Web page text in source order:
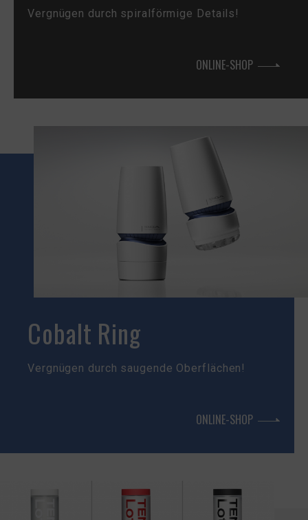
Vergnügen durch spiralförmige Details!
ONLINE-SHOP
Cobalt Ring
Vergnügen durch saugende Oberflächen!
ONLINE-SHOP